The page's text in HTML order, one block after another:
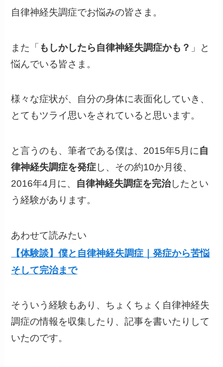
自律神経失調症でお悩みの皆さま。
また「 もしかしたら自律神経失調症かも？ 」と
悩んでいる皆さま。
様々な症状が、自分の身体に表面化していき、
とてもツライ思いをされていると思います。
と言うのも、筆者である僕は、2015年5月に自
律神経失調症を発症し、その約10か月後、
2016年4月に、 自律神経失調症を完治したとい
う経験があります。
あわせて読みたい
【体験談】僕と自律神経失調症｜発症から苦悩
そして完治まで
そういう経験もあり、ちょくちょく自律神経失
調症の情報を収集したり、記事を書いたりして
いたのです。